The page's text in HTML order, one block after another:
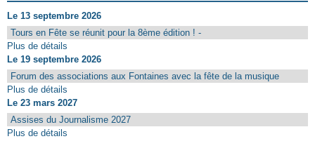
Le 13 septembre 2026
Tours en Fête se réunit pour la 8ème édition ! -
Plus de détails
Le 19 septembre 2026
Forum des associations aux Fontaines avec la fête de la musique
Plus de détails
Le 23 mars 2027
Assises du Journalisme 2027
Plus de détails